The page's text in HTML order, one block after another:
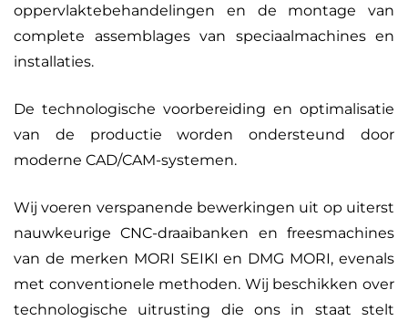
oppervlaktebehandelingen en de montage van
complete assemblages van speciaalmachines en
installaties.
De technologische voorbereiding en optimalisatie
van de productie worden ondersteund door
moderne CAD/CAM-systemen.
Wij voeren verspanende bewerkingen uit op uiterst
nauwkeurige CNC-draaibanken en freesmachines
van de merken MORI SEIKI en DMG MORI, evenals
met conventionele methoden. Wij beschikken over
technologische uitrusting die ons in staat stelt